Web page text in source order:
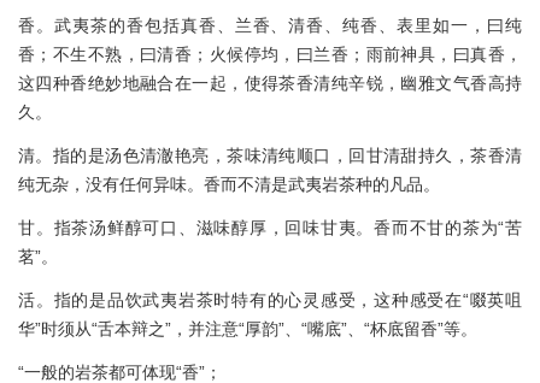
香。武夷茶的香包括真香、兰香、清香、纯香、表里如一，曰纯
香；不生不熟，曰清香；火候停均，曰兰香；雨前神具，曰真香，
这四种香绝妙地融合在一起，使得茶香清纯辛锐，幽雅文气香高持
久。
清。指的是汤色清澈艳亮，茶味清纯顺口，回甘清甜持久，茶香清
纯无杂，没有任何异味。香而不清是武夷岩茶种的凡品。
甘。指茶汤鲜醇可口、滋味醇厚，回味甘夷。香而不甘的茶为“苦
茗”。
活。指的是品饮武夷岩茶时特有的心灵感受，这种感受在“啜英咀
华”时须从“舌本辩之”，并注意“厚韵”、“嘴底”、“杯底留香”等。
“一般的岩茶都可体现“香”；